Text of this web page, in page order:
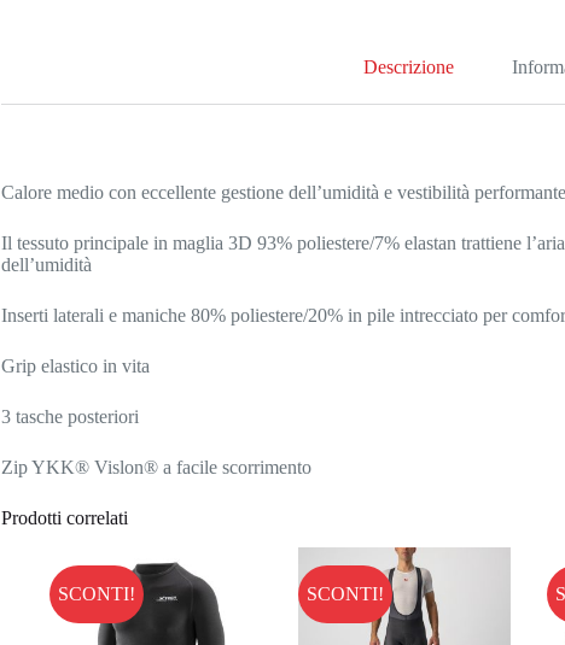
Descrizione
Calore medio con eccellente gestione dell’umidità e vestibilità performante
Il tessuto principale in maglia 3D 93% poliestere/7% elastan trattiene
dell’umidità
Inserti laterali e maniche 80% poliestere/20% in pile intrecciato per
Grip elastico in vita
3 tasche posteriori
Zip YKK® Vislon® a facile scorrimento
Prodotti correlati
SCONTI! SCONTI!